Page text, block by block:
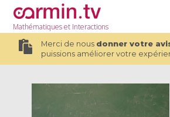
Mathématiqueset Interactions
Merci de nous donner votre
puissions améliorer votre